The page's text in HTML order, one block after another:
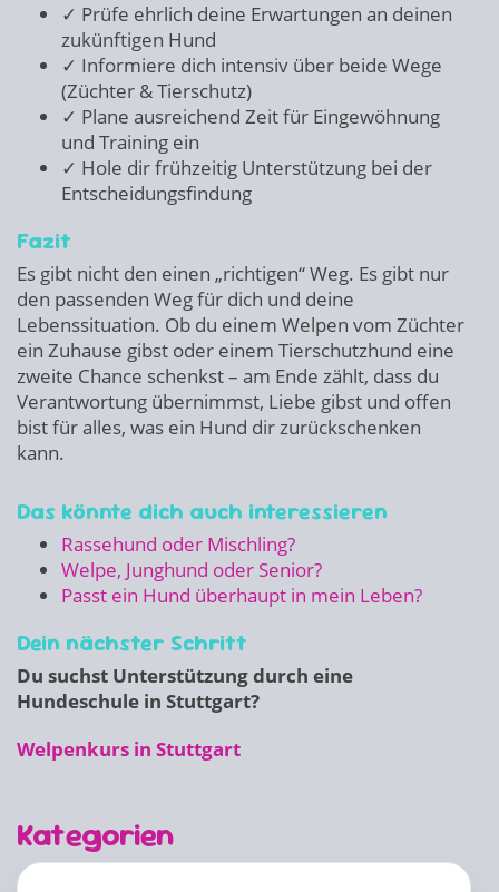
✓ Prüfe ehrlich deine Erwartungen an deinen
zukünftigen Hund
✓ Informiere dich intensiv über beide Wege
(Züchter & Tierschutz)
✓ Plane ausreichend Zeit für Eingewöhnung
und Training ein
✓ Hole dir frühzeitig Unterstützung bei der
Entscheidungsfindung
Fazit
Es gibt nicht den einen „richtigen“ Weg. Es gibt nur
den passenden Weg für dich und deine
Lebenssituation. Ob du einem Welpen vom Züchter
ein Zuhause gibst oder einem Tierschutzhund eine
zweite Chance schenkst – am Ende zählt, dass du
Verantwortung übernimmst, Liebe gibst und offen
bist für alles, was ein Hund dir zurückschenken
kann.
Das könnte dich auch interessieren
Rassehund oder Mischling?
Welpe, Junghund oder Senior?
Passt ein Hund überhaupt in mein Leben?
Dein nächster Schritt
Du suchst Unterstützung durch eine
Hundeschule in Stuttgart?
Welpenkurs in Stuttgart
Kategorien